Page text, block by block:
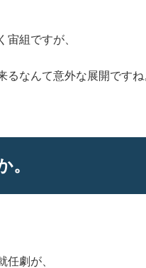
組ですが、
なんて意外な展開ですね
。
任劇が、